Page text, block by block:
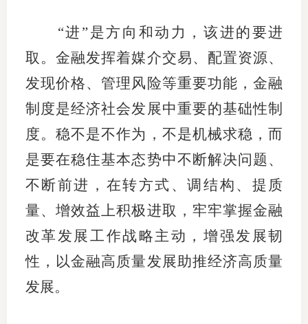
乡村振
协会采
廉政举
“进”是方向和动力，该进的要进
取。金融发挥着媒介交易、配置资源、
发现价格、管理风险等重要功能，金融
制度是经济社会发展中重要的基础性制
度。稳不是不作为，不是机械求稳，而
是要在稳住基本态势中不断解决问题、
不断前进，在转方式、调结构、提质
量、增效益上积极进取，牢牢掌握金融
改革发展工作战略主动，增强发展韧
性，以金融高质量发展助推经济高质量
发展。